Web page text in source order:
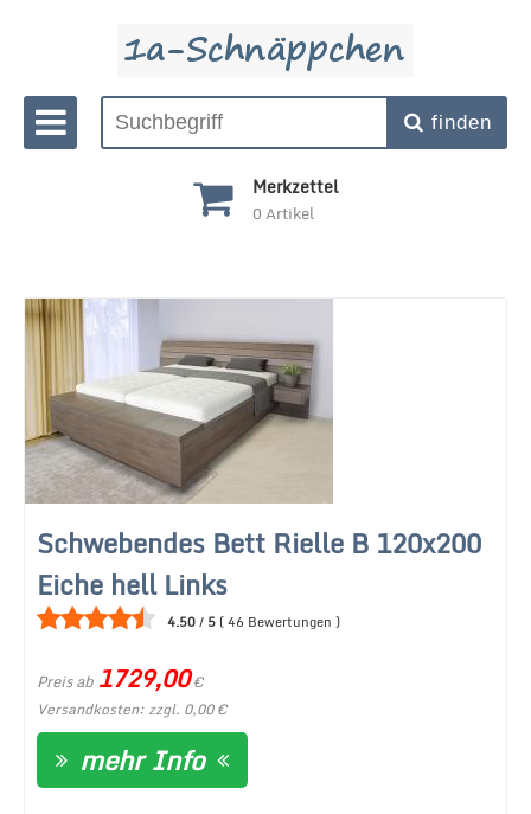
finden
Merkzettel
0Artikel
Schwebendes Bett Rielle B 120x200
Eiche hell Links
4.50/ 5 (46 Bewertungen )
Preis ab 1729,00€
Versandkosten: zzgl. 0,00 €
mehr Info